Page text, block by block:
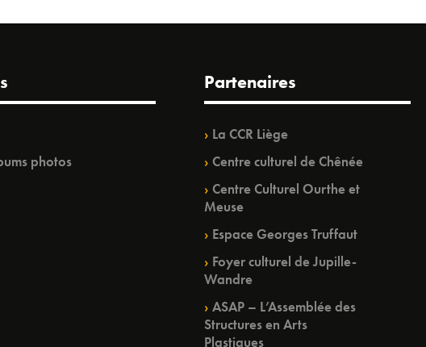
photos
Partenaires
La CCR Liège
Centre culturel de Chênée
Centre Culturel Ourthe et
Meuse
Espace Georges Truffaut
Foyer culturel de Jupille-
Wandre
ASAP – L’Assemblée des
Structures en Arts
Plastiques